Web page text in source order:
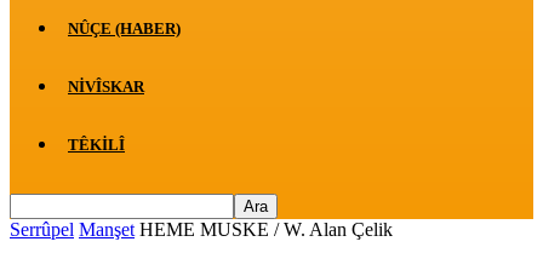
NÛÇE (HABER)
NIVÎSKAR
TÊKILÎ
Serrûpel Manşet HEME MUSKE / W. Alan Çelik